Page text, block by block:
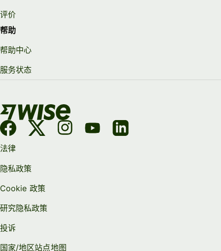
评价
帮助
帮助中心
服务状态
法律
隐私政策
Cookie 政策
研究隐私政策
投诉
国家/地区站点地图